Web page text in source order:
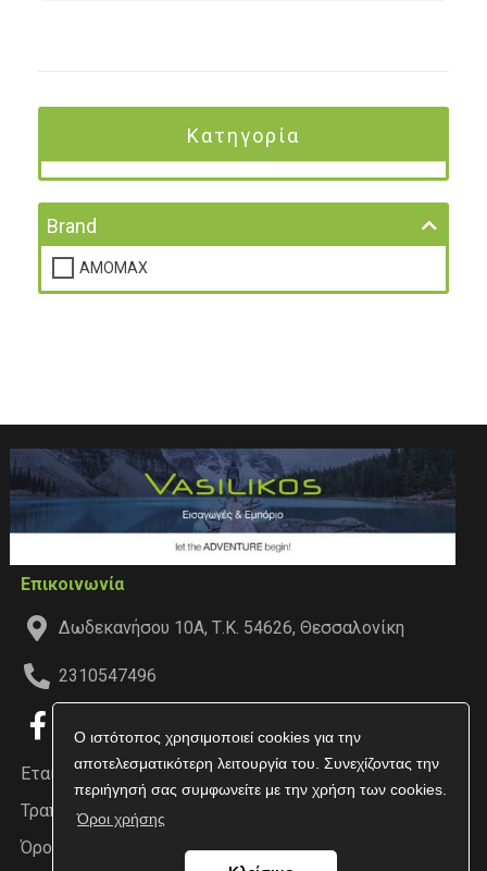
Ο ιστότοπος χρησιμοποιεί cookies για την
αποτελεσματικότερη λειτουργία του. Συνεχίζοντας την
περιήγησή σας συμφωνείτε με την χρήση των cookies.
Όροι χρήσης
Κατηγορία
Brand
AMOMAX
Επικοινωνία
Δωδεκανήσου 10Α, Τ.Κ. 54626, Θεσσαλονίκη
2310547496
Εταιρεία
Τραπεζικοί Λογαριασμοί
Όροι χρήσης